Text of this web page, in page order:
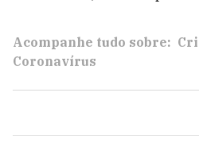
Acompanhe tudo sobre:
Coronavírus